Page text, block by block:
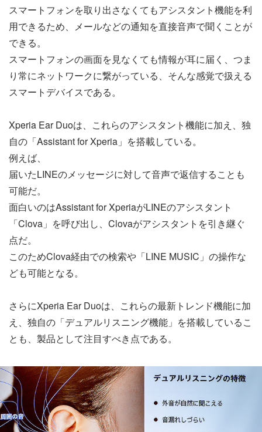
スマートフォンを取り出さなくてもアシスタント機能を利
用できるため、メールなどの通知を直接音声で聞くことが
できる。
スマートフォンの画面を見なくても情報が耳に届く、つま
り常にネットワークに繋がっている、そんな感覚で扱える
スマートデバイスである。
Xperia Ear Duoは、これらのアシスタント機能に加え、独
自の「Assistant for Xperia」を搭載している。
例えば、
届いたLINEのメッセージに対して音声で返信することも
可能だ。
面白いのはAssistant for XperiaがLINEのアシスタント
「Clova」を呼び出し、Clovaがアシスタントを引き継ぐ
点だ。
このためClova経由での検索や「LINE MUSIC」の操作な
ども可能となる。
さらにXperia Ear Duoは、これらの最新トレンド機能に加
え、独自の「デュアルリスニング機能」を搭載しているこ
とも、製品として注目すべき点である。